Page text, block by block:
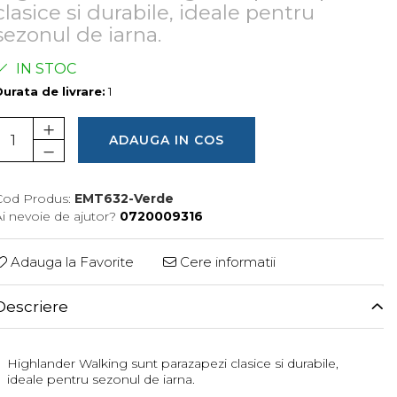
si durabile, ideale pentru
de iarna.
IN STOC
de livrare:1
ADAUGA IN COS
Produs: EMT632-Verde
nevoie de ajutor? 0720009316
Adauga la Favorite Cere informatii
Highlander Walking sunt parazapezi clasice si durabile,
ideale pentru sezonul de iarna.